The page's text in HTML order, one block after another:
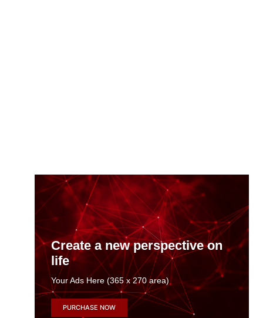
Create a new perspective on
life
Your Ads Here (365 x 270 area)
PURCHASE NOW